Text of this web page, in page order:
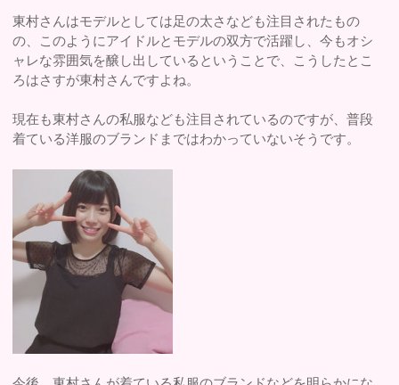
東村さんはモデルとしては足の太さなども注目されたもの
の、このようにアイドルとモデルの双方で活躍し、今もオシ
ャレな雰囲気を醸し出しているということで、こうしたとこ
ろはさすが東村さんですよね。
現在も東村さんの私服なども注目されているのですが、普段
着ている洋服のブランドまではわかっていないそうです。